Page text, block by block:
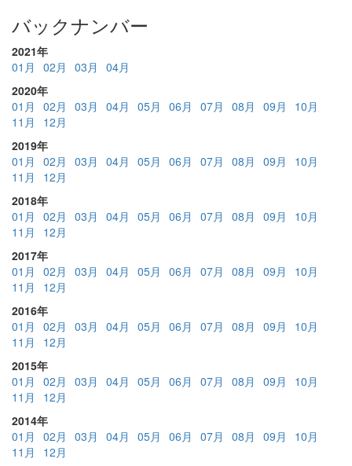
バックナンバー
2021年
01月
02月 03月
04月
2020年
01月
02月 03月 04月 05月 06月 07月 08月 09月
10月
11月
12月
2019年
01月
02月 03月 04月 05月 06月 07月 08月 09月
10月
11月
12月
2018年
01月
02月 03月 04月 05月 06月 07月 08月 09月
10月
11月
12月
2017年
01月
02月 03月 04月 05月 06月 07月 08月 09月
10月
11月
12月
2016年
01月
02月 03月 04月 05月 06月 07月 08月 09月
10月
11月
12月
2015年
01月
02月 03月 04月 05月 06月 07月 08月 09月
10月
11月
12月
2014年
01月
02月 03月 04月 05月 06月 07月 08月 09月
10月
11月
12月